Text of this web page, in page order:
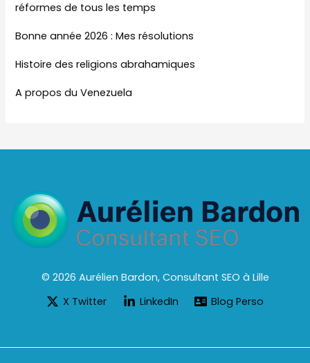
réformes de tous les temps
Bonne année 2026 : Mes résolutions
Histoire des religions abrahamiques
A propos du Venezuela
© 2026 Aurélien Bardon, Consultant SEO à Lille
X Twitter
LinkedIn Blog Perso